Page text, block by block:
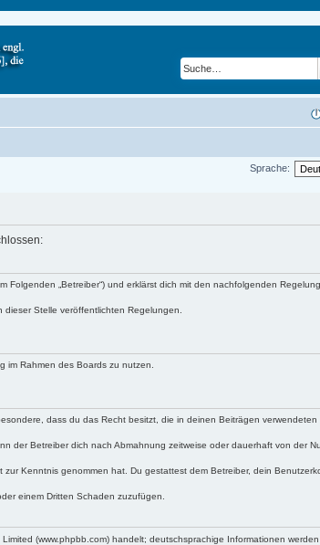
Sprache:
Folgenden „Betreiber“) und erklärst dich mit den nachfolgenden
Stelle veröffentlichten Regelungen.
im Rahmen des Boards zu nutzen.
dass du das Recht besitzt, die in deinen Beiträgen verwendeten
der Betreiber dich nach Abmahnung zeitweise oder dauerhaft von der
Kenntnis genommen hat. Du gestattest dem Betreiber, dein
einem Dritten Schaden zuzufügen.
(www.phpbb.com) handelt; deutschsprachige Informationen